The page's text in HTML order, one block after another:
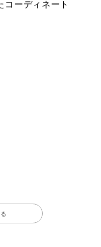
コーディネート